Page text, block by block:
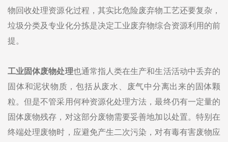
物回收处理资源化过程，其实比危险废弃物工艺还要复杂，
垃圾分类及专业化分拣是决定工业废弃物综合资源利用的前
提。
工业固体废物处理也通常指人类在生产和生活活动中丢弃的
固体和泥状物质，包括从废水、废气中分离出来的固体颗
粒。但是不管采用何种资源化处理方法，最终仍有一定量的
固体废物残存，对这部分废物需要妥善地加以处置。特别在
终端处理废物时，应避免产生二次污染，对有毒有害废物应